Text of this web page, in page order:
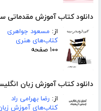
دانلود کتاب آموزش مقدماتی
از: مسعود جواهری
کتاب‌های هنری
۱۰۰ صفحه
دانلود کتاب آموزش زبان
از: رضا بهرامی راد
کتاب‌های آموزش